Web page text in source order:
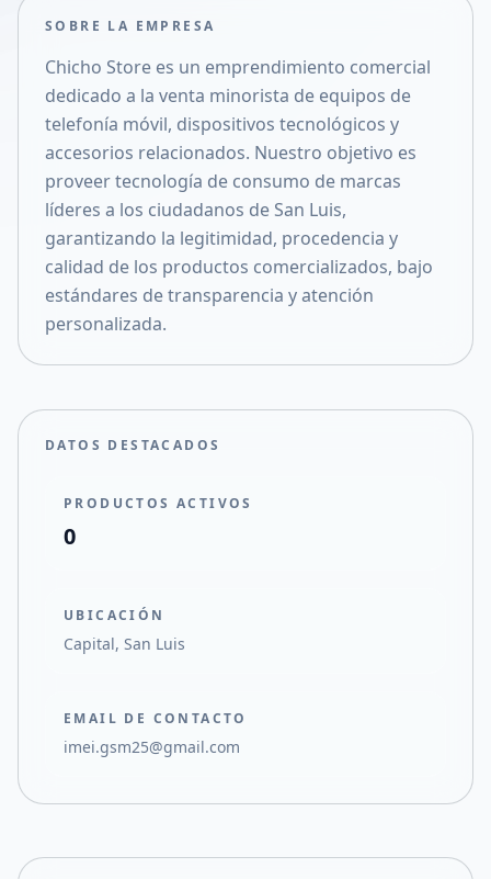
Compartir en X
SOBRE LA EMPRESA
Chicho Store es un emprendimiento comercial
dedicado a la venta minorista de equipos de
telefonía móvil, dispositivos tecnológicos y
accesorios relacionados. Nuestro objetivo es
proveer tecnología de consumo de marcas
líderes a los ciudadanos de San Luis,
garantizando la legitimidad, procedencia y
calidad de los productos comercializados, bajo
estándares de transparencia y atención
personalizada.
DATOS DESTACADOS
PRODUCTOS ACTIVOS
0
UBICACIÓN
Capital, San Luis
EMAIL DE CONTACTO
imei.gsm25@gmail.com